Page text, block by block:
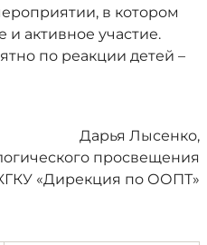
в котором
активное участие.
по реакции детей –
Дарья Лысенко,
просвещения
«Дирекция по ООПТ»